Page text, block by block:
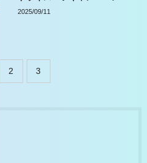
2025/09/11
2 3